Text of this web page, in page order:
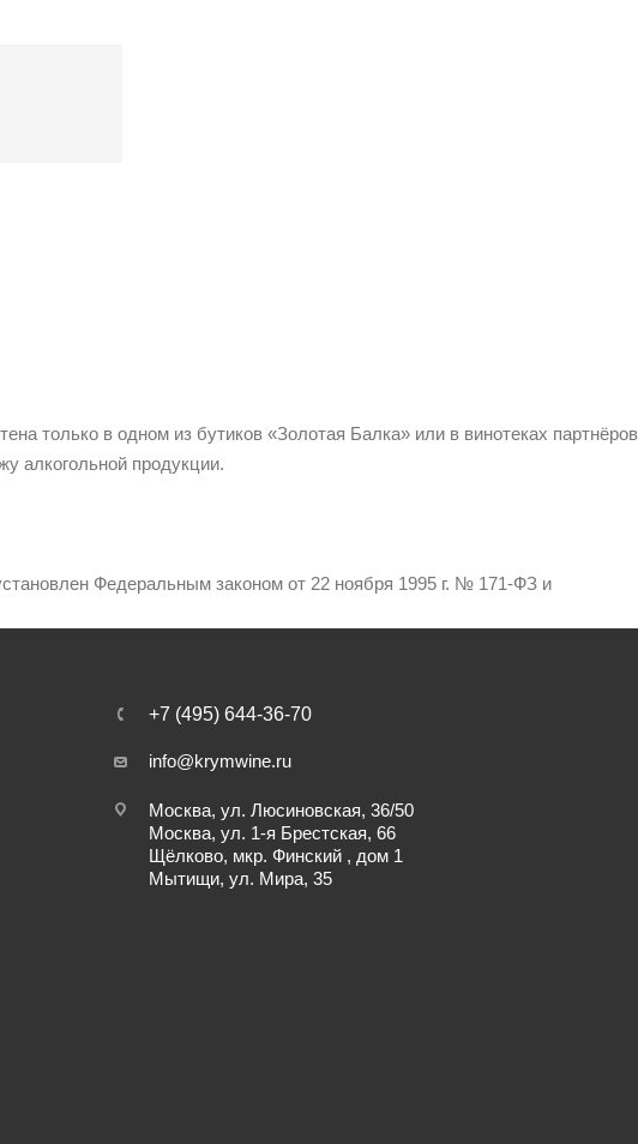
только в одном из бутиков «Золотая Балка» или в винотеках партнёров
алкогольной продукции.
Федеральным законом от 22 ноября 1995 г. № 171-ФЗ и
+7 (495) 644-36-70
info@krymwine.ru
Москва, ул. Люсиновская, 36/50
Москва, ул. 1-я Брестская, 66
Щёлково, мкр. Финский , дом 1
Мытищи, ул. Мира, 35